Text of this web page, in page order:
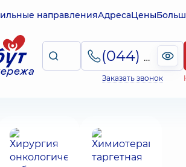
направленияАдресаЦены
(044) 495-2-888
Заказать звонок